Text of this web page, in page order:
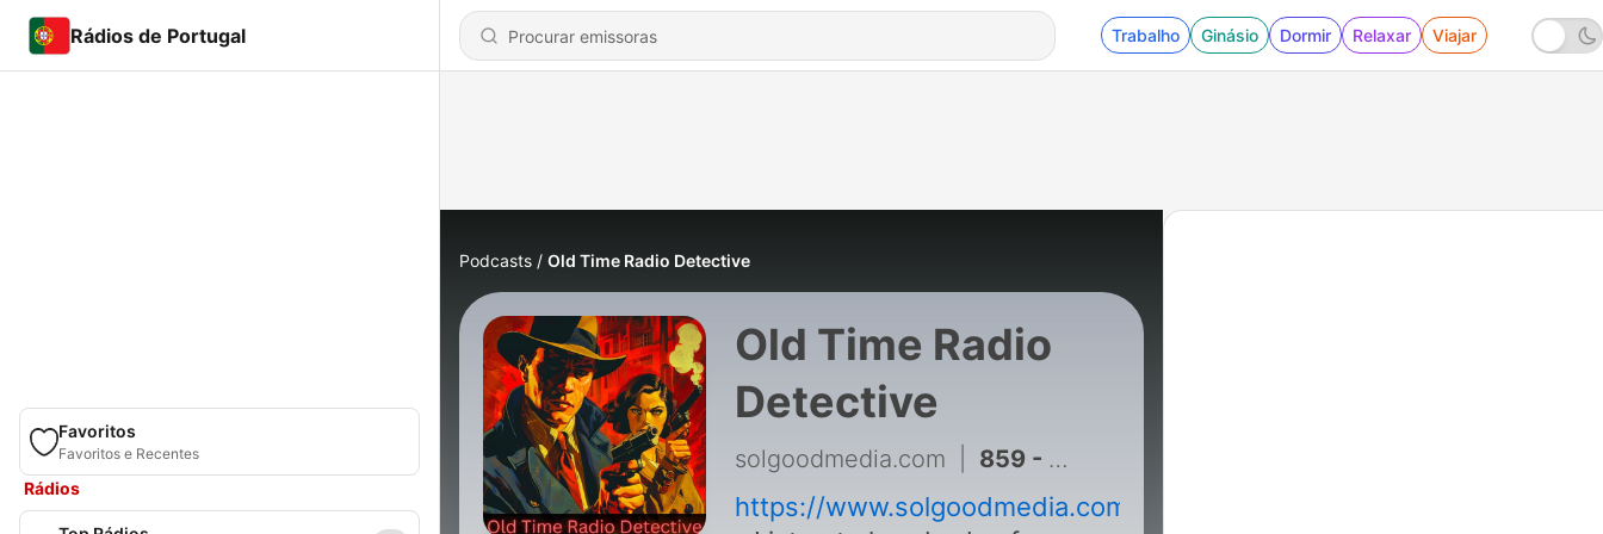
Rádios de Portugal Trabalho Ginásio Dormir Relaxar Viajar
Favoritos
Favoritos e Recentes
Rádios
Podcasts Old Time Radio Detective
Old Time Radio
Detective
solgoodmedia.com 859 - Blackstone Detective - Hand Of Caloused Row
https://www.solgoodmedia.com